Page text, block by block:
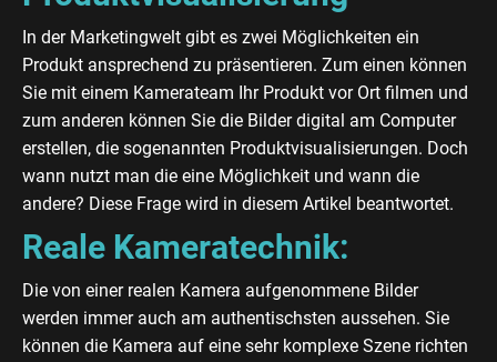
In der Marketingwelt gibt es zwei Möglichkeiten ein
Produkt ansprechend zu präsentieren. Zum einen können
Sie mit einem Kamerateam Ihr Produkt vor Ort filmen und
zum anderen können Sie die Bilder digital am Computer
erstellen, die sogenannten Produktvisualisierungen. Doch
wann nutzt man die eine Möglichkeit und wann die
andere? Diese Frage wird in diesem Artikel beantwortet.
Reale Kameratechnik:
Die von einer realen Kamera aufgenommene Bilder
werden immer auch am authentischsten aussehen. Sie
können die Kamera auf eine sehr komplexe Szene richten